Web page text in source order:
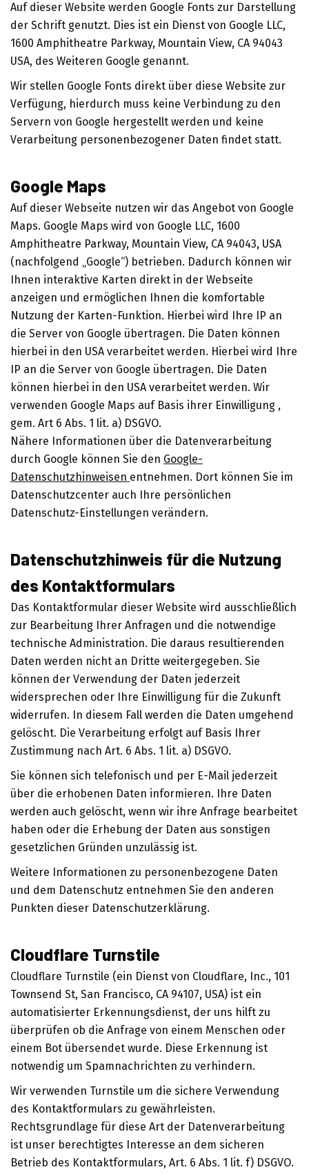
Auf dieser Website werden Google Fonts zur Darstellung
der Schrift genutzt. Dies ist ein Dienst von Google LLC,
1600 Amphitheatre Parkway, Mountain View, CA 94043
USA, des Weiteren Google genannt.
Wir stellen Google Fonts direkt über diese Website zur
Verfügung, hierdurch muss keine Verbindung zu den
Servern von Google hergestellt werden und keine
Verarbeitung personenbezogener Daten findet statt.
Google Maps
Auf dieser Webseite nutzen wir das Angebot von Google
Maps. Google Maps wird von Google LLC, 1600
Amphitheatre Parkway, Mountain View, CA 94043, USA
(nachfolgend „Google“) betrieben. Dadurch können wir
Ihnen interaktive Karten direkt in der Webseite
anzeigen und ermöglichen Ihnen die komfortable
Nutzung der Karten-Funktion. Hierbei wird Ihre IP an
die Server von Google übertragen. Die Daten können
hierbei in den USA verarbeitet werden. Hierbei wird Ihre
IP an die Server von Google übertragen. Die Daten
können hierbei in den USA verarbeitet werden. Wir
verwenden Google Maps auf Basis ihrer Einwilligung ,
gem. Art 6 Abs. 1 lit. a) DSGVO.
Nähere Informationen über die Datenverarbeitung
durch Google können Sie den Google-
Datenschutzhinweisen entnehmen. Dort können Sie im
Datenschutzcenter auch Ihre persönlichen
Datenschutz-Einstellungen verändern.
Datenschutzhinweis für die Nutzung
des Kontaktformulars
Das Kontaktformular dieser Website wird ausschließlich
zur Bearbeitung Ihrer Anfragen und die notwendige
technische Administration. Die daraus resultierenden
Daten werden nicht an Dritte weitergegeben. Sie
können der Verwendung der Daten jederzeit
widersprechen oder Ihre Einwilligung für die Zukunft
widerrufen. In diesem Fall werden die Daten umgehend
gelöscht. Die Verarbeitung erfolgt auf Basis Ihrer
Zustimmung nach Art. 6 Abs. 1 lit. a) DSGVO.
Sie können sich telefonisch und per E-Mail jederzeit
über die erhobenen Daten informieren. Ihre Daten
werden auch gelöscht, wenn wir ihre Anfrage bearbeitet
haben oder die Erhebung der Daten aus sonstigen
gesetzlichen Gründen unzulässig ist.
Weitere Informationen zu personenbezogene Daten
und dem Datenschutz entnehmen Sie den anderen
Punkten dieser Datenschutzerklärung.
Cloudflare Turnstile
Cloudflare Turnstile (ein Dienst von Cloudflare, Inc., 101
Townsend St, San Francisco, CA 94107, USA) ist ein
automatisierter Erkennungsdienst, der uns hilft zu
überprüfen ob die Anfrage von einem Menschen oder
einem Bot übersendet wurde. Diese Erkennung ist
notwendig um Spamnachrichten zu verhindern.
Wir verwenden Turnstile um die sichere Verwendung
des Kontaktformulars zu gewährleisten.
Rechtsgrundlage für diese Art der Datenverarbeitung
ist unser berechtigtes Interesse an dem sicheren
Betrieb des Kontaktformulars, Art. 6 Abs. 1 lit. f) DSGVO.